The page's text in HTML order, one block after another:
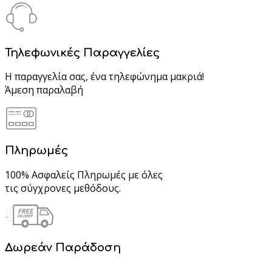
Τηλεφωνικές Παραγγελίες
Η παραγγελία σας, ένα τηλεφώνημα μακριά!
Άμεση παραλαβή
Πληρωμές
100% Ασφαλείς Πληρωμές με όλες
τις σύγχρονες μεθόδους.
Δωρεάν Παράδοση